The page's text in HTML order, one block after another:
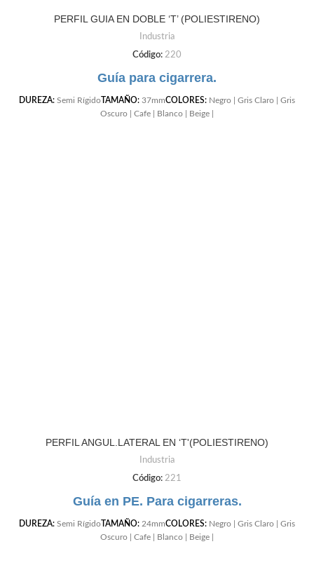
PERFIL GUIA EN DOBLE ‘T’ (POLIESTIRENO)
Industria
Código: 220
Guía para cigarrera.
DUREZA: Semi RígidoTAMAÑO: 37mmCOLORES: Negro | Gris Claro | Gris
Oscuro | Cafe | Blanco | Beige |
PERFIL ANGUL.LATERAL EN ‘T'(POLIESTIRENO)
Industria
Código: 221
Guía en PE. Para cigarreras.
DUREZA: Semi RígidoTAMAÑO: 24mmCOLORES: Negro | Gris Claro | Gris
Oscuro | Cafe | Blanco | Beige |